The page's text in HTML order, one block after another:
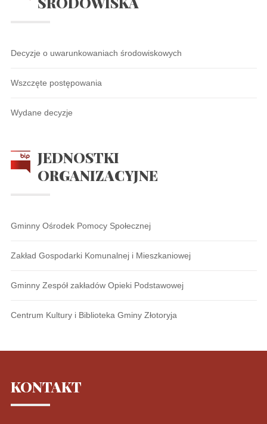
Decyzje o uwarunkowaniach środowiskowych
Wszczęte postępowania
Wydane decyzje
JEDNOSTKI
ORGANIZACYJNE
Gminny Ośrodek Pomocy Społecznej
Zakład Gospodarki Komunalnej i Mieszkaniowej
Gminny Zespół zakładów Opieki Podstawowej
Centrum Kultury i Biblioteka Gminy Złotoryja
KONTAKT